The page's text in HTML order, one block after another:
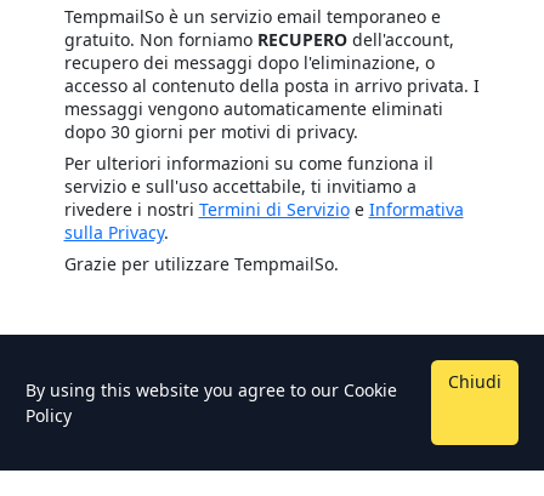
TempmailSo è un servizio email temporaneo e
gratuito. Non forniamo RECUPEROdell'account,
recupero dei messaggi dopo l'eliminazione, o
accesso al contenuto della posta in arrivo privata. I
messaggi vengono automaticamente eliminati
dopo 30 giorni per motivi di privacy.
Per ulteriori informazioni su come funziona il
servizio e sull'uso accettabile, ti invitiamo a
rivedere i nostri Termini di Servizioe Informativa
sulla Privacy.
Grazie per utilizzare TempmailSo.
By using this website you agree to our Cookie
Policy
Chiudi